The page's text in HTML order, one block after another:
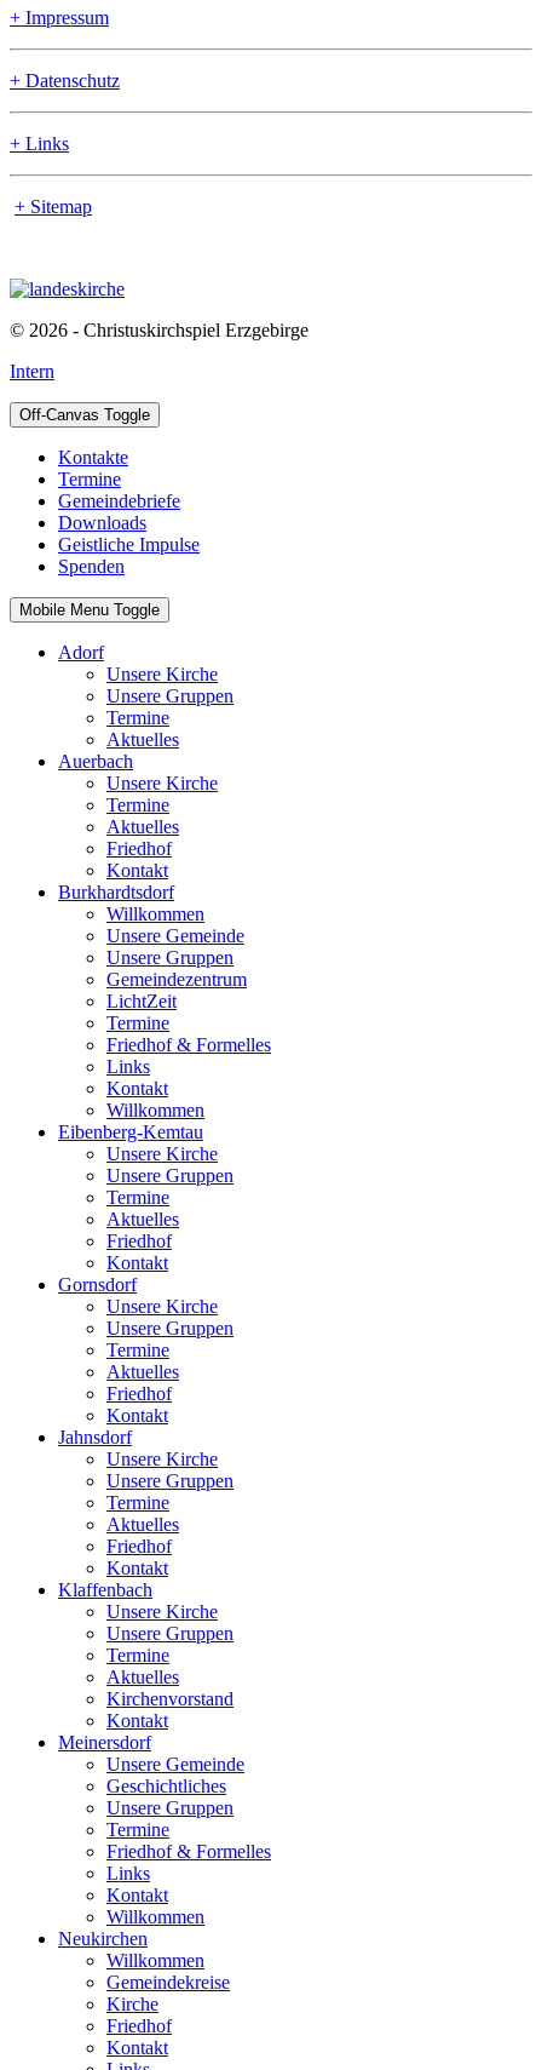
+ Impressum
+ Datenschutz
+ Links
+ Sitemap
© 2026 - Christuskirchspiel Erzgebirge
Intern
Off-Canvas Toggle
Kontakte
Termine
Gemeindebriefe
Downloads
Geistliche Impulse
Spenden
Mobile Menu Toggle
Adorf
Unsere Kirche
Unsere Gruppen
Termine
Aktuelles
Auerbach
Unsere Kirche
Termine
Aktuelles
Friedhof
Kontakt
Burkhardtsdorf
Willkommen
Unsere Gemeinde
Unsere Gruppen
Gemeindezentrum
LichtZeit
Termine
Friedhof & Formelles
Links
Kontakt
Willkommen
Eibenberg-Kemtau
Unsere Kirche
Unsere Gruppen
Termine
Aktuelles
Friedhof
Kontakt
Gornsdorf
Unsere Kirche
Unsere Gruppen
Termine
Aktuelles
Friedhof
Kontakt
Jahnsdorf
Unsere Kirche
Unsere Gruppen
Termine
Aktuelles
Friedhof
Kontakt
Klaffenbach
Unsere Kirche
Unsere Gruppen
Termine
Aktuelles
Kirchenvorstand
Kontakt
Meinersdorf
Unsere Gemeinde
Geschichtliches
Unsere Gruppen
Termine
Friedhof & Formelles
Links
Kontakt
Willkommen
Neukirchen
Willkommen
Gemeindekreise
Kirche
Friedhof
Kontakt